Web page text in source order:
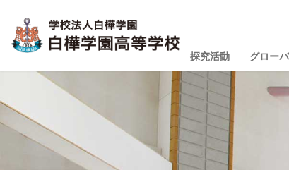
探究活動 グロー